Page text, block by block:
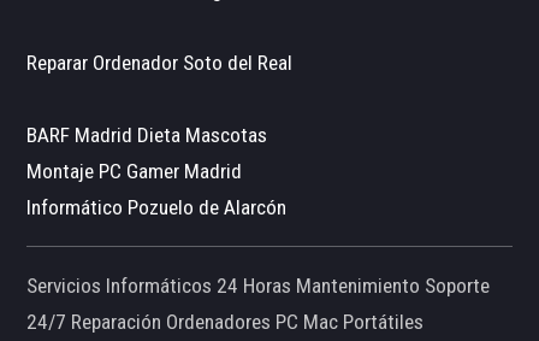
Reparar Ordenador Soto del Real
BARF Madrid Dieta Mascotas
Montaje PC Gamer Madrid
Informático Pozuelo de Alarcón
Servicios Informáticos 24 Horas Mantenimiento Soporte
24/7 Reparación Ordenadores PC Mac Portátiles